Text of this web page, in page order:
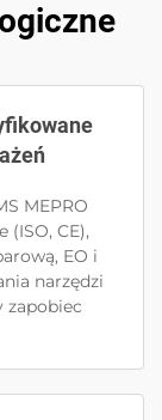
MEPRO
(ISO, CE),
EO i
narzędzi
zapobiec